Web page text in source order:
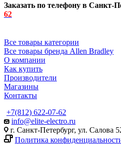
Заказать по телефону в Санкт-
62
Все товары категории
Все товары бренда Allen Bradley
О компании
Как купить
Производители
Магазины
Контакты
+7(812) 622-07-62
info@elite-electro.ru
г. Санкт-Петербург, ул. Салова
Политика